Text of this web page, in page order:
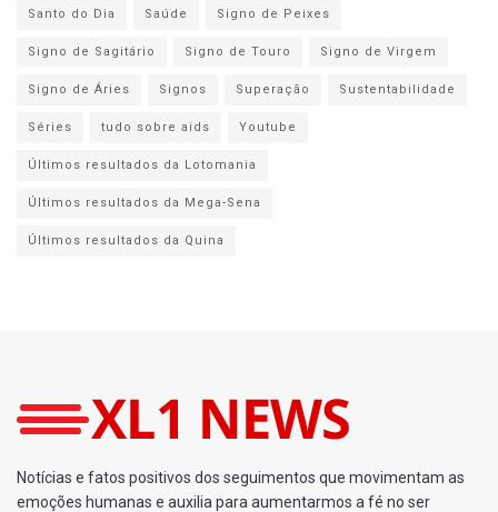
Santo do Dia Saúde Signo de Peixes
Signo de Sagitário Signo de Touro Signo de Virgem
Signo de Áries Signos Superação Sustentabilidade
Séries tudo sobre aids Youtube
Últimos resultados da Lotomania
Últimos resultados da Mega-Sena
Últimos resultados da Quina
Notícias e fatos positivos dos seguimentos que movimentam as
emoções humanas e auxilia para aumentarmos a fé no ser